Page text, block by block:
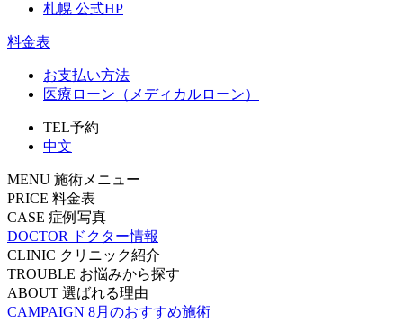
札幌 公式HP
料金表
お支払い方法
医療ローン（メディカルローン）
TEL予約
中文
MENU 施術メニュー
PRICE 料金表
CASE 症例写真
DOCTOR
ドクター情報
CLINIC クリニック紹介
TROUBLE お悩みから探す
ABOUT 選ばれる理由
CAMPAIGN 8月のおすすめ施術